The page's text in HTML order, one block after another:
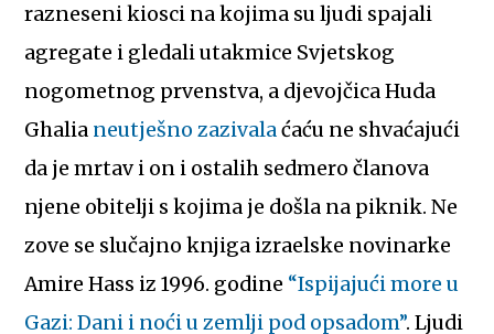
razneseni kiosci na kojima su ljudi spajali
agregate i gledali utakmice Svjetskog
nogometnog prvenstva, a djevojčica Huda
Ghalia neutješno zazivalaćaću ne shvaćajući
da je mrtav i on i ostalih sedmero članova
njene obitelji s kojima je došla na piknik. Ne
zove se slučajno knjiga izraelske novinarke
Amire Hass iz 1996. godine “Ispijajući more u
Gazi: Dani i noći u zemlji pod opsadom”. Ljudi